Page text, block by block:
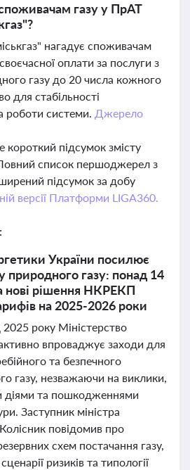
газу у ПрАТ
нагадує споживачам
оплати за послуги з
газу до 20 числа кожного
для стабільності
роботи системи. Джерело
підсумок змісту
список першоджерел з
підсумок за добу
версії Платформи LIGA360.
України посилює
природного газу: понад 14
нові рішення НКРЕКП
на 2025-2026 роки
року Міністерство
впроваджує заходи для
та безпечного
газу, незважаючи на виклики,
діями та пошкодженнями
Заступник міністра
повідомив про
схем постачання газу,
ризиків та типології